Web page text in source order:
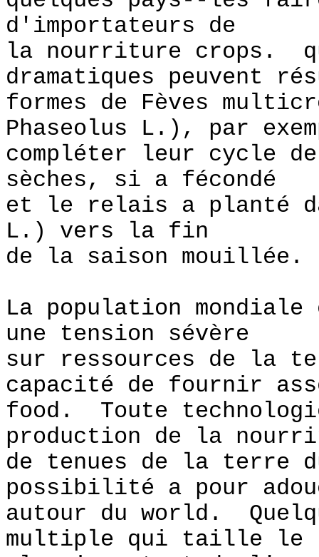
d'importateurs de
la nourriture crops.
dramatiques peuvent
formes de Fèves
Phaseolus L.), par
compléter leur cycle
sèches, si a fécondé
et le relais a planté
L.) vers la fin
de la saison mouillée.
La population
une tension sévère
sur ressources de la
capacité de fournir
food. Toute
production de la
de tenues de la terre
possibilité a pour
autour du world.
multiple qui taille le